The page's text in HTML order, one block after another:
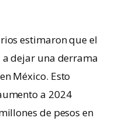
estimaron que el
a dejar una derrama
México. Esto
a 2024
de pesos en